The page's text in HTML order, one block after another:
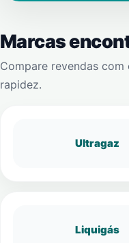
Marcas
Compare revendas
rapidez.
Ultragaz
Liquigás